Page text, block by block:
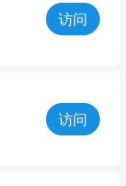
访问
访问